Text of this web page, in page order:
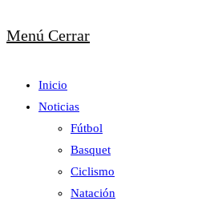
Menú Cerrar
Inicio
Noticias
Fútbol
Basquet
Ciclismo
Natación